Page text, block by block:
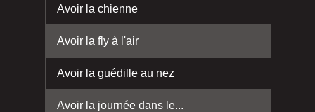
Avoir la chienne
Avoir la fly à l'air
Avoir la guédille au nez
Avoir la journée dans le...